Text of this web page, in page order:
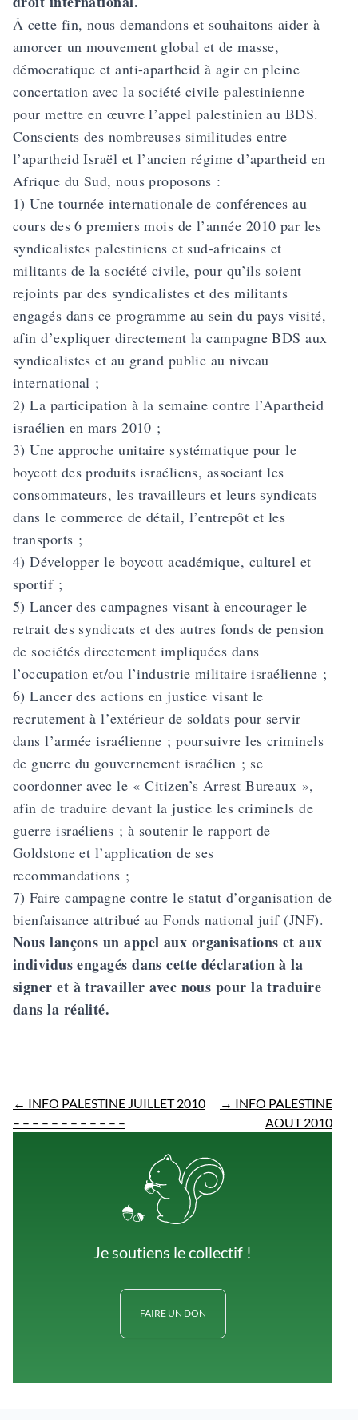
À cette fin, nous demandons et souhaitons aider à
amorcer un mouvement global et de masse,
démocratique et anti-apartheid à agir en pleine
concertation avec la société civile palestinienne
pour mettre en œuvre l’appel palestinien au BDS.
Conscients des nombreuses similitudes entre
l’apartheid Israël et l’ancien régime d’apartheid en
Afrique du Sud, nous proposons :
1) Une tournée internationale de conférences au
cours des 6 premiers mois de l’année 2010 par les
syndicalistes palestiniens et sud-africains et
militants de la société civile, pour qu’ils soient
rejoints par des syndicalistes et des militants
engagés dans ce programme au sein du pays visité,
afin d’expliquer directement la campagne BDS aux
syndicalistes et au grand public au niveau
international ;
2) La participation à la semaine contre l’Apartheid
israélien en mars 2010 ;
3) Une approche unitaire systématique pour le
boycott des produits israéliens, associant les
consommateurs, les travailleurs et leurs syndicats
dans le commerce de détail, l’entrepôt et les
transports ;
4) Développer le boycott académique, culturel et
sportif ;
5) Lancer des campagnes visant à encourager le
retrait des syndicats et des autres fonds de pension
de sociétés directement impliquées dans
l’occupation et/ou l’industrie militaire israélienne ;
6) Lancer des actions en justice visant le
recrutement à l’extérieur de soldats pour servir
dans l’armée israélienne ; poursuivre les criminels
de guerre du gouvernement israélien ; se
coordonner avec le « Citizen’s Arrest Bureaux »,
afin de traduire devant la justice les criminels de
guerre israéliens ; à soutenir le rapport de
Goldstone et l’application de ses
recommandations ;
7) Faire campagne contre le statut d’organisation de
bienfaisance attribué au Fonds national juif (JNF).
Nous lançons un appel aux organisations et aux
individus engagés dans cette déclaration à la
signer et à travailler avec nous pour la traduire
dans la réalité.
← INFO PALESTINE JUILLET 2010
– – – – – – – – – – – –
→ INFO PALESTINE
AOUT 2010
Je soutiens le collectif !
FAIRE UN DON